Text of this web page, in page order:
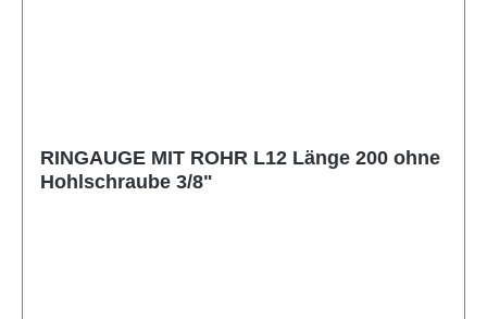
RINGAUGE MIT ROHR L12 Länge 200 ohne
Hohlschraube 3/8"